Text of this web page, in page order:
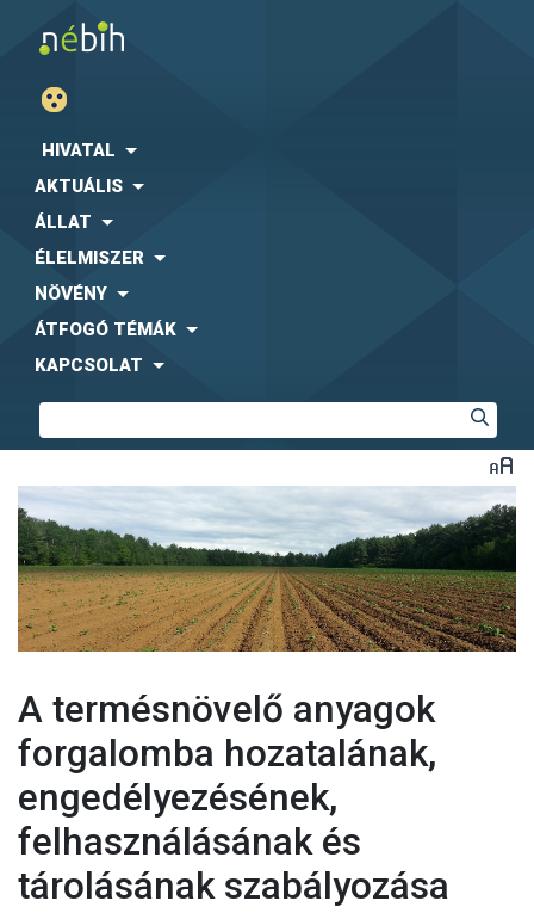
HIVATAL
AKTUÁLIS
ÁLLAT
ÉLELMISZER
NÖVÉNY
ÁTFOGÓ TÉMÁK
KAPCSOLAT
A termésnövelő anyagok
forgalomba hozatalának,
engedélyezésének,
felhasználásának és
tárolásának szabályozása